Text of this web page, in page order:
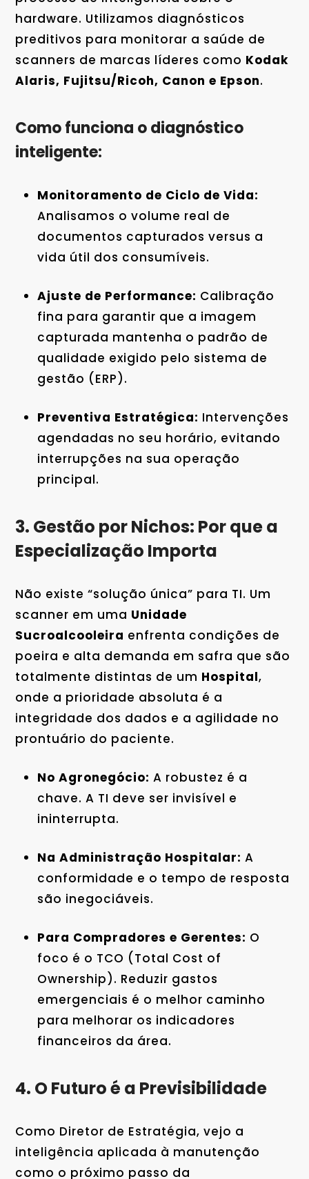
hardware. Utilizamos diagnósticos
preditivos para monitorar a saúde de
scanners de marcas líderes como Kodak
Alaris, Fujitsu/Ricoh, Canon e Epson.
Como funciona o diagnóstico
inteligente:
Monitoramento de Ciclo de Vida:
Analisamos o volume real de
documentos capturados versus a
vida útil dos consumíveis.
Ajuste de Performance: Calibração
fina para garantir que a imagem
capturada mantenha o padrão de
qualidade exigido pelo sistema de
gestão (ERP).
Preventiva Estratégica: Intervenções
agendadas no seu horário, evitando
interrupções na sua operação
principal.
3. Gestão por Nichos: Por que a
Especialização Importa
Não existe “solução única” para TI. Um
scanner em uma Unidade
Sucroalcooleira enfrenta condições de
poeira e alta demanda em safra que são
totalmente distintas de um Hospital,
onde a prioridade absoluta é a
integridade dos dados e a agilidade no
prontuário do paciente.
No Agronegócio: A robustez é a
chave. A TI deve ser invisível e
ininterrupta.
Na Administração Hospitalar: A
conformidade e o tempo de resposta
são inegociáveis.
Para Compradores e Gerentes: O
foco é o TCO (Total Cost of
Ownership). Reduzir gastos
emergenciais é o melhor caminho
para melhorar os indicadores
financeiros da área.
4. O Futuro é a Previsibilidade
Como Diretor de Estratégia, vejo a
inteligência aplicada à manutenção
como o próximo passo da